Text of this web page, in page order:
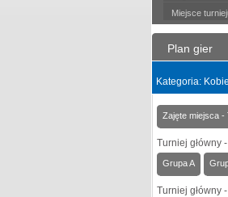
Miejsce
Plan gier
Kategoria:
Zajęte miejsca -
Turniej główny
Grupa A
Turniej główny